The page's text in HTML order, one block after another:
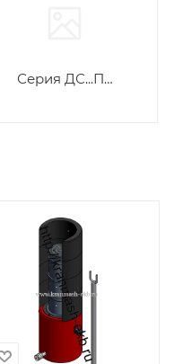
Серия ДС...П…